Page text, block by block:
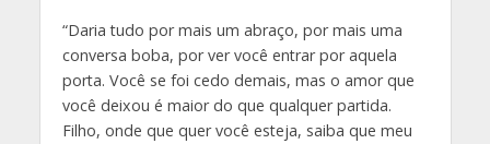
“Daria tudo por mais um abraço, por mais uma
conversa boba, por ver você entrar por aquela
porta. Você se foi cedo demais, mas o amor que
você deixou é maior do que qualquer partida.
Filho, onde que quer você esteja, saiba que meu